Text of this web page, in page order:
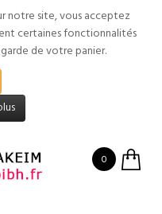
notre site, vous acceptez
certaines fonctionnalités
de votre panier.
0